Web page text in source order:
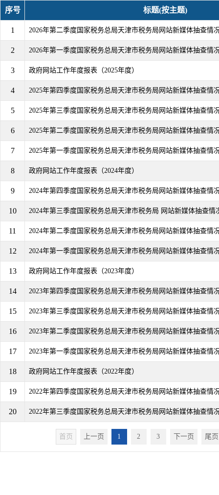
序号 标题(按主题)
1 2026年第二季度国家税务总局天津市税务局网站新媒体抽查情
2 2026年第一季度国家税务总局天津市税务局网站新媒体抽查情
3 政府网站工作年度报表（2025年度）
4 2025年第四季度国家税务总局天津市税务局网站新媒体抽查情
5 2025年第三季度国家税务总局天津市税务局网站新媒体抽查情
6 2025年第二季度国家税务总局天津市税务局网站新媒体抽查情
7 2025年第一季度国家税务总局天津市税务局网站新媒体抽查情
8 政府网站工作年度报表（2024年度）
9 2024年第四季度国家税务总局天津市税务局网站新媒体抽查情
10 2024年第三季度国家税务总局天津市税务局 网站新媒体抽查情
11 2024年第二季度国家税务总局天津市税务局网站新媒体抽查情
12 2024年第一季度国家税务总局天津市税务局网站新媒体抽查情
13 政府网站工作年度报表（2023年度）
14 2023年第四季度国家税务总局天津市税务局网站新媒体抽查情
15 2023年第三季度国家税务总局天津市税务局网站新媒体抽查情
16 2023年第二季度国家税务总局天津市税务局网站新媒体抽查情
17 2023年第一季度国家税务总局天津市税务局网站新媒体抽查情
18 政府网站工作年度报表（2022年度）
19 2022年第四季度国家税务总局天津市税务局网站新媒体抽查情
20 2022年第三季度国家税务总局天津市税务局网站新媒体抽查情
首页 上一页 1 2 3 下一页 尾页